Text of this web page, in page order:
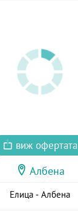
виж офертата
Албена
Елица - Албена